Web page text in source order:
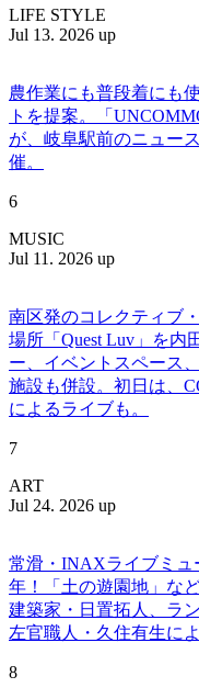
LIFE STYLE
Jul 13. 2026 up
農作業にも普段着にも
トを提案。「
が、岐阜駅前のニュー
催。
6
MUSIC
Jul 11. 2026 up
南区発のコレクティブ
場所「Quest Luv」を内
ー、イベントスペース
施設も併設。初日は、
によるライブも。
7
ART
Jul 24. 2026 up
常滑・INAXライブミュ
年！「土の遊園地」な
建築家・日置拓人、ラ
左官職人・久住有生に
8